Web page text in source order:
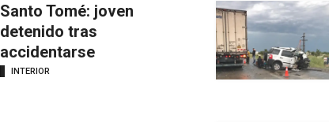
Santo Tomé: joven
detenido tras
accidentarse
INTERIOR